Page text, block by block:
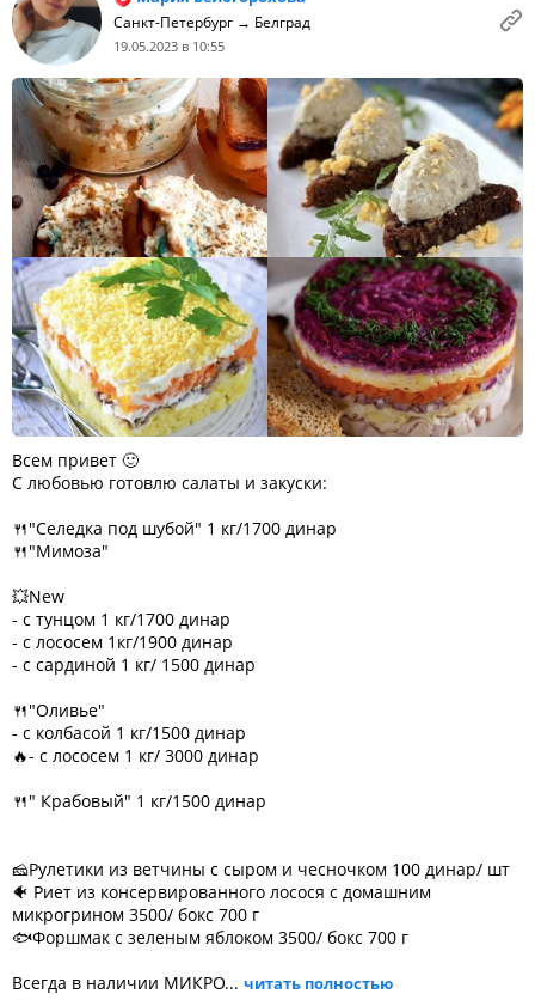
Санкт-Петербург → Белград
19.05.2023 в 10:55
Всем привет 🙂
С любовью готовлю салаты и закуски:
🍴"Селедка под шубой" 1 кг/1700 динар
🍴"Мимоза"
💥New
- с тунцом 1 кг/1700 динар
- с лососем 1кг/1900 динар
- с сардиной 1 кг/ 1500 динар
🍴"Оливье"
- с колбасой 1 кг/1500 динар
🔥- с лососем 1 кг/ 3000 динар
🍴" Крабовый" 1 кг/1500 динар
🧀Рулетики из ветчины с сыром и чесночком 100 динар/ шт
🐠 Риет из консервированного лосося с домашним
микрогрином 3500/ бокс 700 г
🐟Форшмак с зеленым яблоком 3500/ бокс 700 г
Всегда в наличии МИКРО... читать полностью